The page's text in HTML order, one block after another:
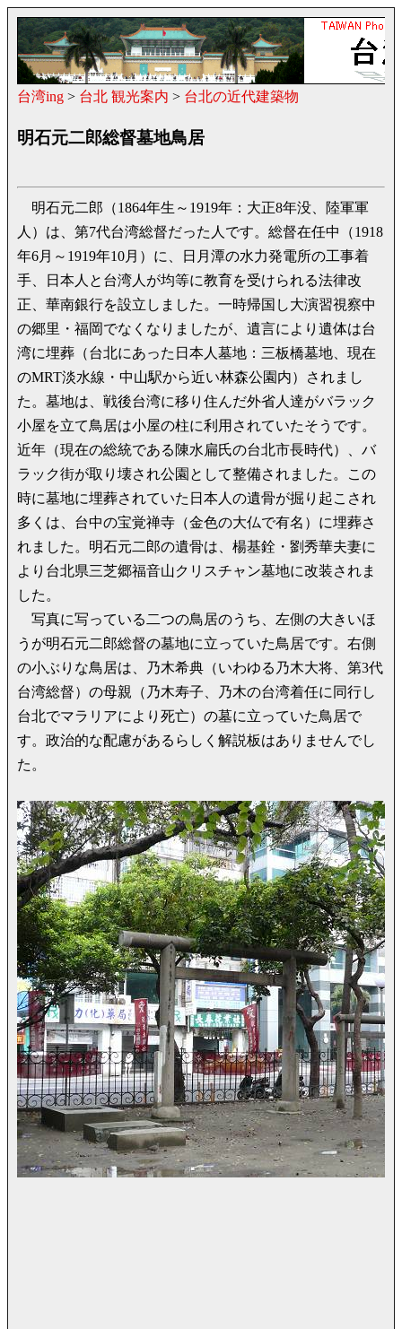
台湾ing > 台北 観光案内 > 台北の近代建築物
明石元二郎総督墓地鳥居
明石元二郎（1864年生～1919年：大正8年没、陸軍軍
人）は、第7代台湾総督だった人です。総督在任中（1918
年6月～1919年10月）に、日月潭の水力発電所の工事着
手、日本人と台湾人が均等に教育を受けられる法律改
正、華南銀行を設立しました。一時帰国し大演習視察中
の郷里・福岡でなくなりましたが、遺言により遺体は台
湾に埋葬（台北にあった日本人墓地：三板橋墓地、現在
のMRT淡水線・中山駅から近い林森公園内）されまし
た。墓地は、戦後台湾に移り住んだ外省人達がバラック
小屋を立て鳥居は小屋の柱に利用されていたそうです。
近年（現在の総統である陳水扁氏の台北市長時代）、バ
ラック街が取り壊され公園として整備されました。この
時に墓地に埋葬されていた日本人の遺骨が掘り起こされ
多くは、台中の宝覚禅寺（金色の大仏で有名）に埋葬さ
れました。明石元二郎の遺骨は、楊基銓・劉秀華夫妻に
より台北県三芝郷福音山クリスチャン墓地に改装されま
した。
写真に写っている二つの鳥居のうち、左側の大きいほ
うが明石元二郎総督の墓地に立っていた鳥居です。右側
の小ぶりな鳥居は、乃木希典（いわゆる乃木大将、第3代
台湾総督）の母親（乃木寿子、乃木の台湾着任に同行し
台北でマラリアにより死亡）の墓に立っていた鳥居で
す。政治的な配慮があるらしく解説板はありませんでし
た。